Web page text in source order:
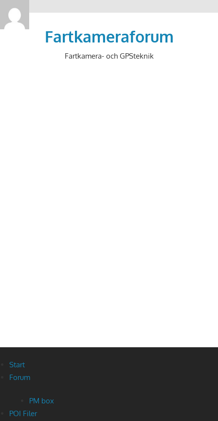
Hoppa
till
Fartkameraforum
Fartkamera- och GPSteknik
Start
Forum
PM box
POI Filer